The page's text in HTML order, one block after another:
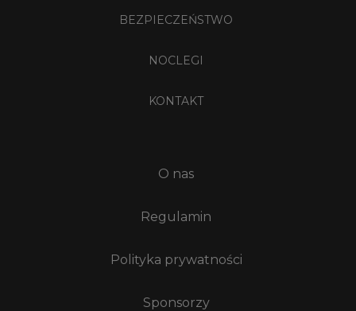
BEZPIECZEŃSTWO
NOCLEGI
KONTAKT
O nas
Regulamin
Polityka prywatności
Sponsorzy